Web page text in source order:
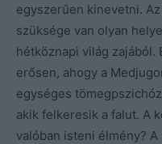
egyszerűen kinevetni.
szüksége van olyan
hétköznapi világ zajából.
erősen, ahogy a
egységes
akik felkeresik a falut. A
valóban isteni élmény?